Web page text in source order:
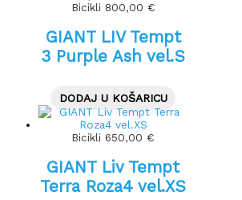
Bicikli 800,00 €
GIANT LIV Tempt
3 Purple Ash vel.S
DODAJ U KOŠARICU
Bicikli 650,00 €
GIANT Liv Tempt
Terra Roza4 vel.XS